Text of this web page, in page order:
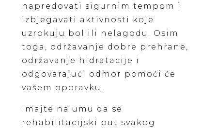
napredovati sigurnim tempom i
izbjegavati aktivnosti koje
uzrokuju bol ili nelagodu. Osim
toga, održavanje dobre prehrane,
održavanje hidratacije i
odgovarajući odmor pomoći će
vašem oporavku.
Imajte na umu da se
rehabilitacijski put svakog